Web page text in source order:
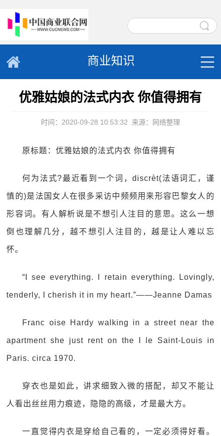
商业知识
优雅姑娘的法式内衣 你值得拥有
时间：2020-09-28 10:53:32 来源：网络整理
原标题：优雅姑娘的法式内衣 你值得拥有
何为法式?最近看到一个词，discrèt(法语词汇，谨
慎的)是法国女人在很多采访中频频用来形容巴黎女人的
形容词。有人解析说是不想引人注目的意思。这么一想
倒也理解几分，越不想引人注目的，越是让人难以忘
怀。
“I see everything. I retain everything. Lovingly,
tenderly, I cherish it in my heart.”——Jeanne Damas
Franc oise Hardy walking in a street near the
apartment she just rent on the I le Saint-Louis in
Paris. circa 1970.
穿衣也是如此，讲求细致入微的搭配，却又不能让
人看出丝丝用力痕迹，隐隐的高级，才是最大方。
一直觉得内衣是穿给自己看的，一定必须得好看。